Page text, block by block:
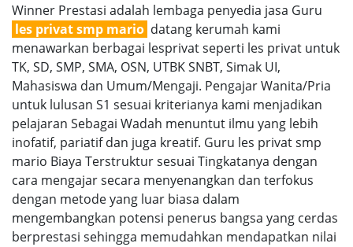
Winner Prestasi adalah lembaga penyedia jasa Guru
les privat smp mario datang kerumah kami
menawarkan berbagai lesprivat seperti les privat untuk
TK, SD, SMP, SMA, OSN, UTBK SNBT, Simak UI,
Mahasiswa dan Umum/Mengaji. Pengajar Wanita/Pria
untuk lulusan S1 sesuai kriterianya kami menjadikan
pelajaran Sebagai Wadah menuntut ilmu yang lebih
inofatif, pariatif dan juga kreatif. Guru les privat smp
mario Biaya Terstruktur sesuai Tingkatanya dengan
cara mengajar secara menyenangkan dan terfokus
dengan metode yang luar biasa dalam
mengembangkan potensi penerus bangsa yang cerdas
berprestasi sehingga memudahkan mendapatkan nilai